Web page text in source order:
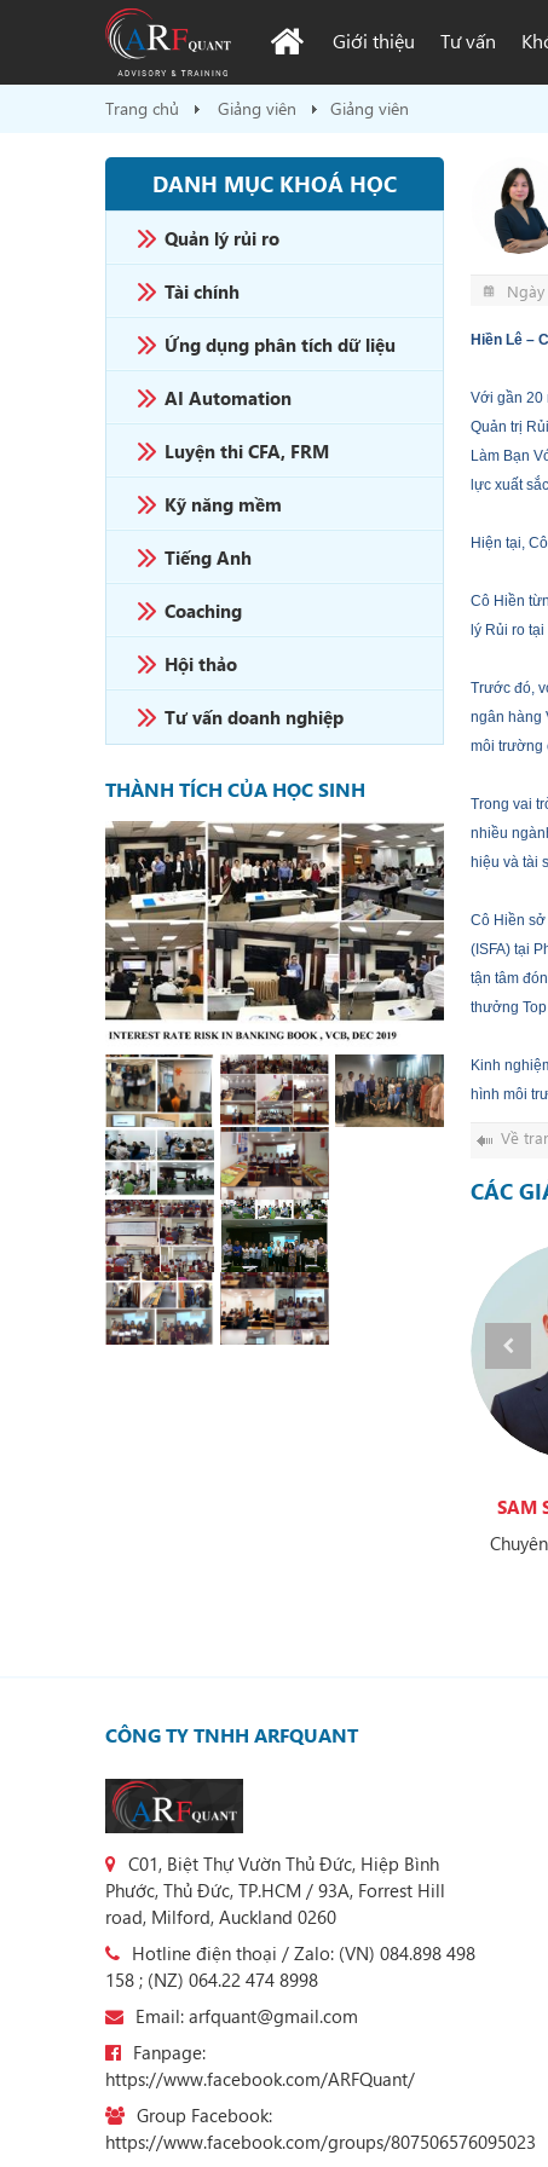
Giới thiệu Tư vấn
Trang chủ Giảng viên Giảng viên
DANH MỤC KHOÁ HỌC
Quản lý rủi ro
Tài chính
Ứng dụng phân tích dữ liệu
AI Automation
Luyện thi CFA, FRM
Kỹ năng mềm
Tiếng Anh
Coaching
Hội thảo
Tư vấn doanh nghiệp
THÀNH TÍCH CỦA HỌC SINH
ARFQUANT
Hiền Lê –
Với gần 20
Quản trị
Làm Bạn
lực xuất
Hiện tại,
Cô Hiền
lý Rủi ro
Trước đó,
ngân hàng
môi trường
Trong vai
nhiều
hiệu và tài
Cô Hiền sở
(ISFA) tại
tận tâm
thưởng
Kinh
hình môi
Về
CÁC
SAM
CÔNG TY TNHH ARFQUANT
C01, Biệt Thự Vườn Thủ Đức, Hiệp Bình
Phước, Thủ Đức, TP.HCM / 93A, Forrest Hill
road, Milford, Auckland 0260
Hotline điện thoại / Zalo: (VN) 084.898 498
158 ; (NZ) 064.22 474 8998
Email: arfquant@gmail.com
Fanpage:
https://www.facebook.com/ARFQuant/
Group Facebook:
https://www.facebook.com/groups/807506576095023